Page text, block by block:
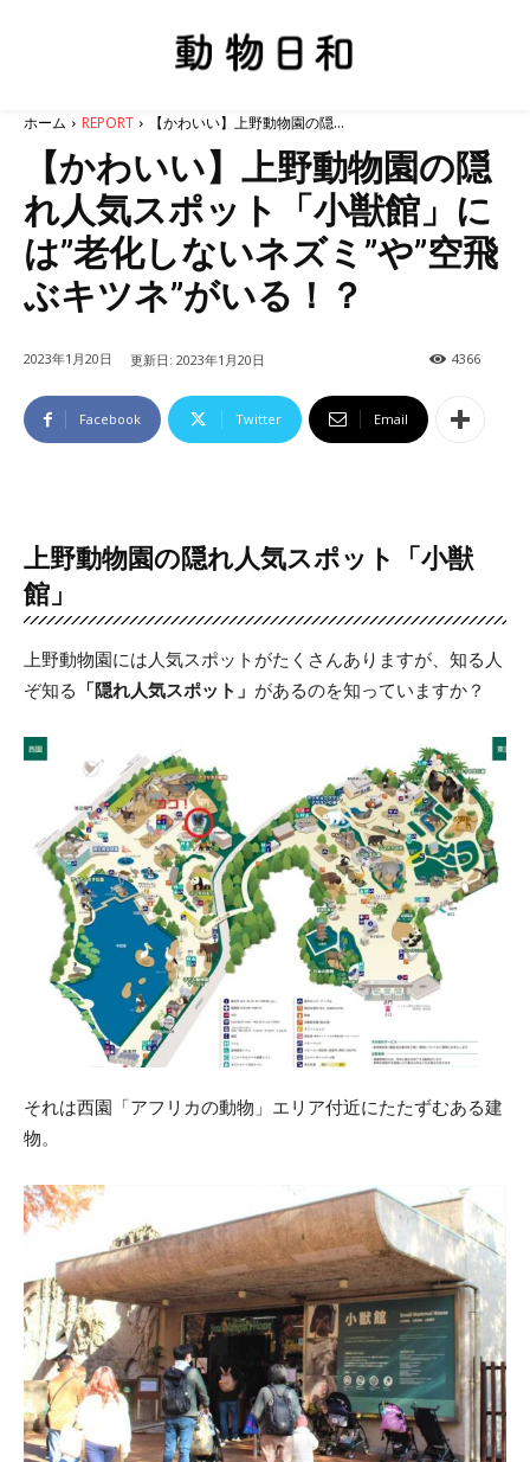
ホーム REPORT 【かわいい】上野動物園の隠...
【かわいい】上野動物園の隠
れ人気スポット「小獣館」に
は”老化しないネズミ”や”空飛
ぶキツネ”がいる！？
2023年1月20日 更新日: 2023年1月20日 4366
Facebook Twitter Email
上野動物園の隠れ人気スポット「小獣
館」
上野動物園には人気スポットがたくさんありますが、知る人
ぞ知る 「隠れ人気スポット」 があるのを知っていますか？
それは西園「アフリカの動物」エリア付近にたたずむある建
物。